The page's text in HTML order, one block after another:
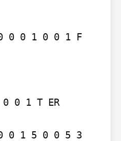
0 0 1 0 0 1 F
0 1 T ER
0 1 5 0 0 5 3